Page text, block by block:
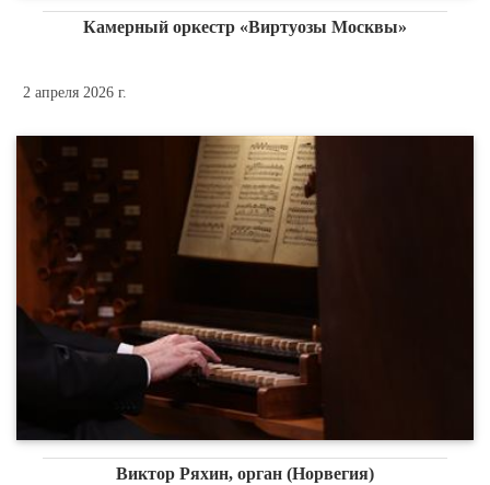
Камерный оркестр «Виртуозы Москвы»
2 апреля 2026 г.
Виктор Ряхин, орган (Норвегия)